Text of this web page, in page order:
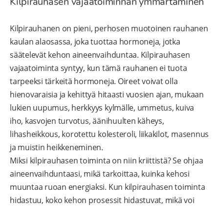
Kilpirauhanen on pieni, perhosen muotoinen rauhanen
kaulan alaosassa, joka tuottaa hormoneja, jotka
säätelevät kehon aineenvaihduntaa. Kilpirauhasen
vajaatoiminta syntyy, kun tämä rauhanen ei tuota
tarpeeksi tärkeitä hormoneja. Oireet voivat olla
hienovaraisia ja kehittyä hitaasti vuosien ajan, mukaan
lukien uupumus, herkkyys kylmälle, ummetus, kuiva
iho, kasvojen turvotus, äänihuulten käheys,
lihasheikkous, korotettu kolesteroli, liikakilot, masennus
ja muistin heikkeneminen.
Miksi kilpirauhasen toiminta on niin kriittistä? Se ohjaa
aineenvaihduntaasi, mikä tarkoittaa, kuinka kehosi
muuntaa ruoan energiaksi. Kun kilpirauhasen toiminta
hidastuu, koko kehon prosessit hidastuvat, mikä voi